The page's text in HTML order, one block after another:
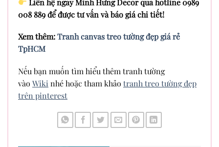
008 889 để được tư vấn và báo giá chi tiết!
Xem thêm:Tranh canvas treo tường đẹp giá rẻ
TpHCM
Nếu bạn muốn tìm hiểu thêm tranh tường
vào Wikinhé hoặc tham khảo tranh treo tường đẹp
trên pinterest